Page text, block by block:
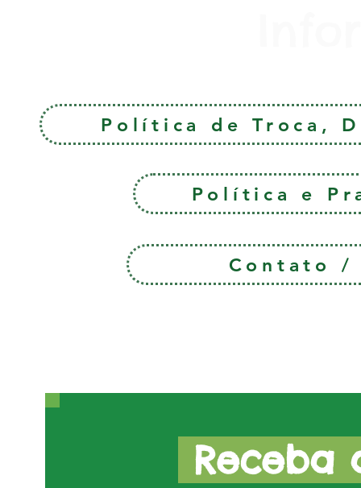
Política de Troca,
Política e
Contato /
Receba